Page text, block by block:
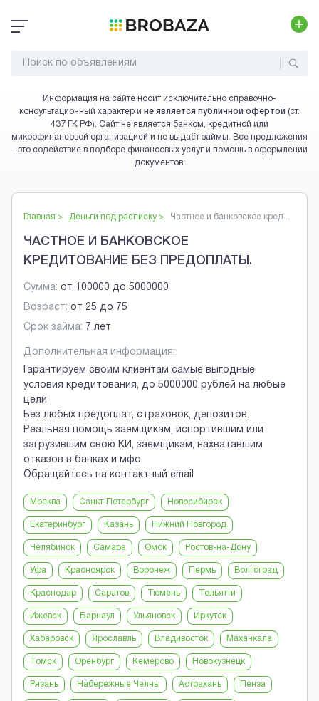
Информация на сайте носит исключительно справочно-
консультационный характер и не является публичной офертой (ст.
437 ГК РФ). Сайт не является банком, кредитной или
микрофинансовой организацией и не выдаёт займы. Все предложения
- это содействие в подборе финансовых услуг и помощь в оформлении
документов.
Главная > Деньги под расписку > Частное и банковское кред...
ЧАСТНОЕ И БАНКОВСКОЕ
КРЕДИТОВАНИЕ БЕЗ ПРЕДОПЛАТЫ.
Сумма: от 100000 до 5000000
Возраст: от 25 до 75
Срок займа: 7 лет
Дополнительная информация:
Гарантируем своим клиентам самые выгодные
условия кредитования, до 5000000 рублей на любые
цели
Без любых предоплат, страховок, депозитов.
Реальная помощь заемщикам, испортившим или
загрузившим свою КИ, заемщикам, нахватавшим
отказов в банках и мфо
Обращайтесь на контактный email
Москва Санкт-Петербург Новосибирск
Екатеринбург Казань Нижний Новгород
Челябинск Самара Омск Ростов-на-Дону
Уфа Красноярск Воронеж Пермь Волгоград
Краснодар Саратов Тюмень Тольятти
Ижевск Барнаул Ульяновск Иркутск
Хабаровск Ярославль Владивосток Махачкала
Томск Оренбург Кемерово Новокузнецк
Рязань Набережные Челны Астрахань Пенза